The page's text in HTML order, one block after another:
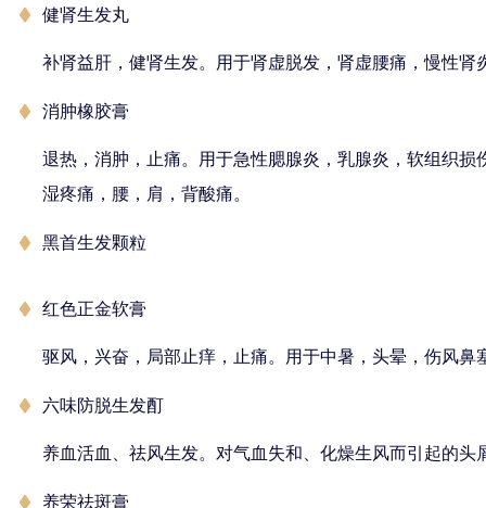
健肾生发丸
补肾益肝，健肾生发。用于肾虚脱发，肾虚腰痛，慢性肾
消肿橡胶膏
退热，消肿，止痛。用于急性腮腺炎，乳腺炎，软组织
湿疼痛，腰，肩，背酸痛。
黑首生发颗粒
红色正金软膏
驱风，兴奋，局部止痒，止痛。用于中暑，头晕，伤风鼻
六味防脱生发酊
养血活血、祛风生发。对气血失和、化燥生风而引起的
养荣祛斑膏